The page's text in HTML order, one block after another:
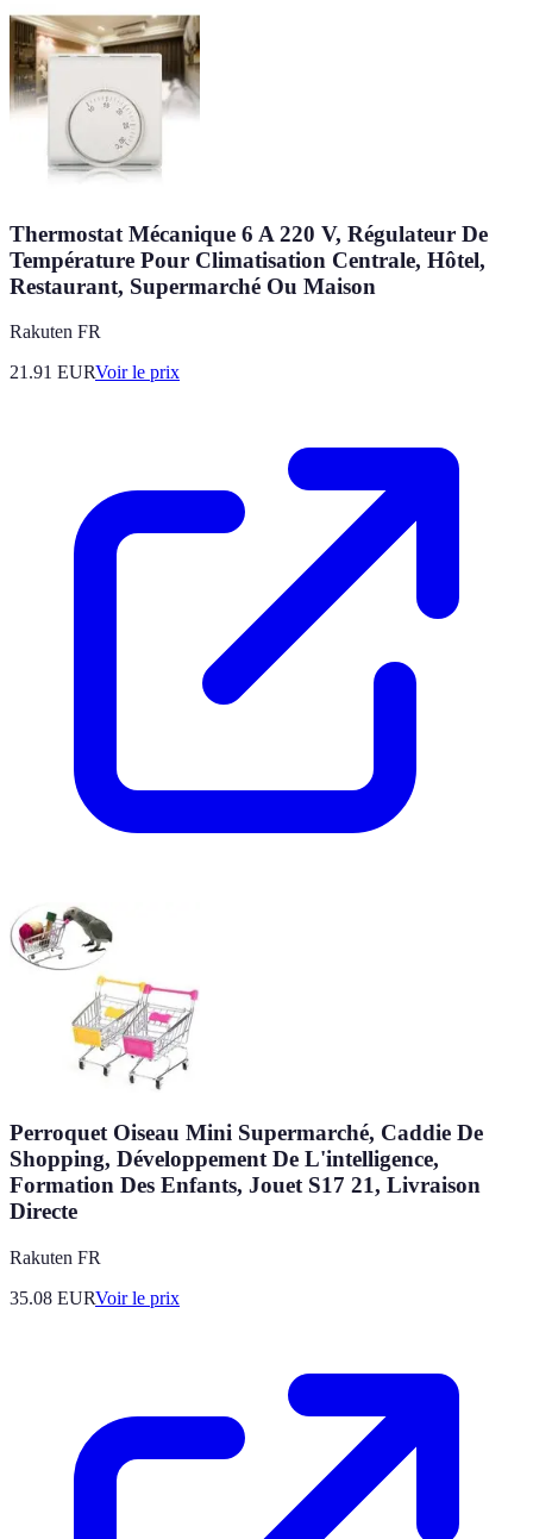
Thermostat Mécanique 6 A 220 V, Régulateur De
Température Pour Climatisation Centrale, Hôtel,
Restaurant, Supermarché Ou Maison
Rakuten FR
21.91 EURVoir le prix
Perroquet Oiseau Mini Supermarché, Caddie De
Shopping, Développement De L'intelligence,
Formation Des Enfants, Jouet S17 21, Livraison
Directe
Rakuten FR
35.08 EURVoir le prix